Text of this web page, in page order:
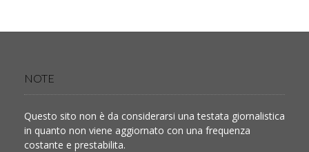
NOTE
Questo sito non è da considerarsi una testata giornalistica
in quanto non viene aggiornato con una frequenza
costante e prestabilita.